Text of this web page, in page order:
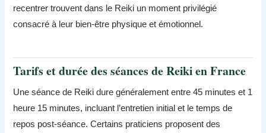
recentrer trouvent dans le Reiki un moment privilégié
consacré à leur bien-être physique et émotionnel.
Tarifs et durée des séances de Reiki en France
Une séance de Reiki dure généralement entre 45 minutes et 1
heure 15 minutes, incluant l’entretien initial et le temps de
repos post-séance. Certains praticiens proposent des